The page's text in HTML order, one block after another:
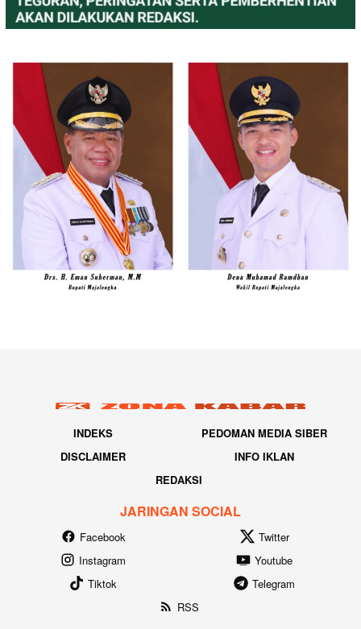
INDEKS
PEDOMAN MEDIA SIBER
DISCLAIMER
INFO IKLAN
REDAKSI
JARINGAN SOCIAL
Facebook
Twitter
Instagram
Youtube
Tiktok
Telegram
RSS